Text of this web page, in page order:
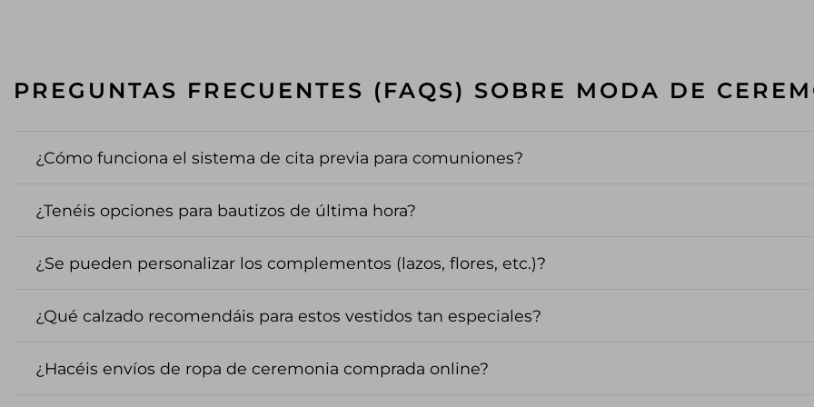
PREGUNTAS FRECUENTES (FAQS) SOBRE MODA DE
¿Cómo funciona el sistema de cita previa para comuniones?
¿Tenéis opciones para bautizos de última hora?
¿Se pueden personalizar los complementos (lazos, flores, etc.)?
¿Qué calzado recomendáis para estos vestidos tan especiales?
¿Hacéis envíos de ropa de ceremonia comprada online?